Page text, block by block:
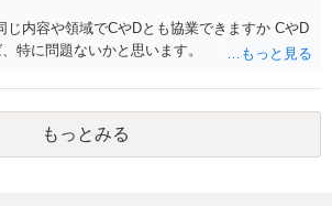
じ内容や領域でCやDとも協業できますか CやD
特に問題ないかと思います。
もっとみる